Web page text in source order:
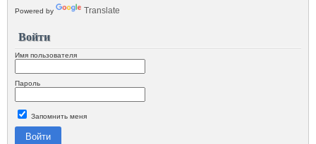
Powered by Translate
Войти
Имя пользователя
Пароль
Запомнить меня
Войти